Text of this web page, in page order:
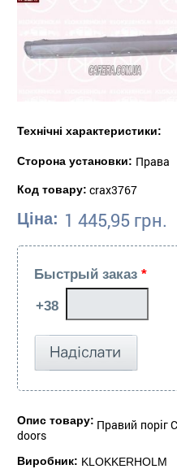
Технічні характеристики:
Сторона установки: Права
Код товару: crax3767
Ціна: 1 445,95 грн.
Быстрый заказ *
Опис товару: Правий поріг
doors
Виробник: KLOKKERHOLM